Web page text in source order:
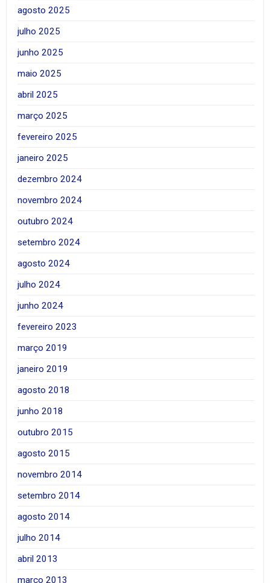
agosto 2025
julho 2025
junho 2025
maio 2025
abril 2025
março 2025
fevereiro 2025
janeiro 2025
dezembro 2024
novembro 2024
outubro 2024
setembro 2024
agosto 2024
julho 2024
junho 2024
fevereiro 2023
março 2019
janeiro 2019
agosto 2018
junho 2018
outubro 2015
agosto 2015
novembro 2014
setembro 2014
agosto 2014
julho 2014
abril 2013
março 2013